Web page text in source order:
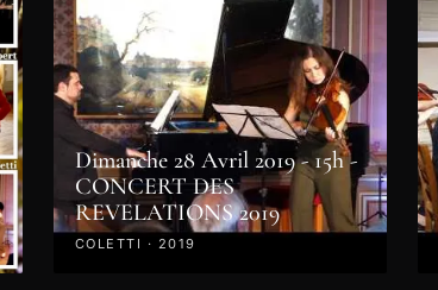
Dimanche 28 Avril 2019 - 15h -
CONCERT DES
REVELATIONS 2019
COLETTI · 2019